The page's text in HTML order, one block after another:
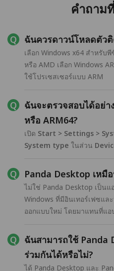
คำถาม
ฉันควรดาวน์โหลดตัว
เลือก Windows x64 สำหรับ
หรือ AMD เลือก Windows
ใช้โปรเซสเซอร์แบบ ARM
ฉันจะตรวจสอบได้อย่า
หรือ ARM64?
เปิด Start > Settings >
System type ในส่วน
Panda Desktop เหมื
ไม่ใช่ Panda Desktop เป็น
Windows ที่มีอินเทอร์เฟซแล
ออกแบบใหม่ โดยมาแทนที่แอ
ฉันสามารถใช้ Panda
ร่วมกันได้หรือไม่?
ได้ Panda Desktop และ